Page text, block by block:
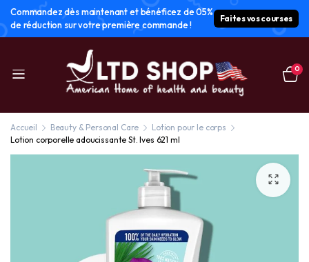
Commandez dès maintenant et bénéficez de 05%
de réduction sur votre première commande !
Faites vos courses
0
Accueil Beauty & Personal Care
Lotion pour le corps
Lotion corporelle adoucissante St. Ives 621 ml